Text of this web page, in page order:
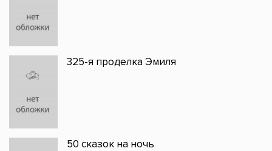
325-я проделка Эмиля
50 сказок на ночь